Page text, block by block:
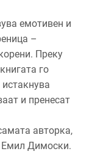
емотивен и
–
Преку
го
и пренесат
авторка,
Емил Димоски.